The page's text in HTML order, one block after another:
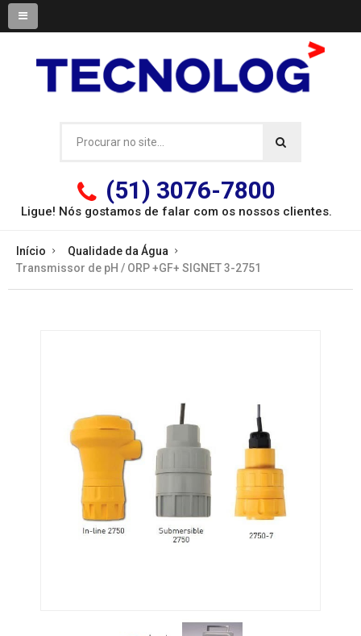
(51) 3076-7800
Ligue! Nós gostamos de falar com os nossos clientes.
Início
Qualidade da Água
Transmissor de pH / ORP +GF+ SIGNET 3-2751